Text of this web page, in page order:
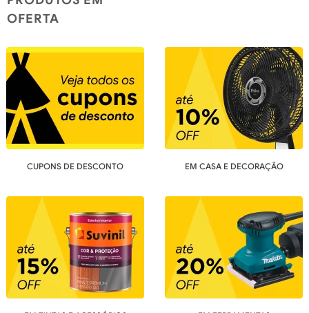
OFERTA
CUPONS DE DESCONTO EM CASA E DECORAÇÃO